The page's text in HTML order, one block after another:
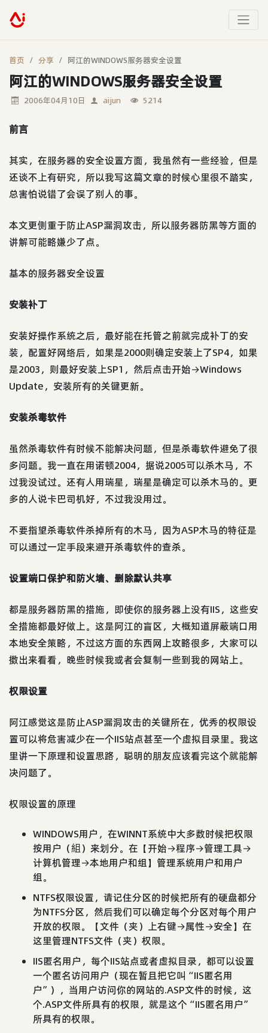
首页 分享 阿江的WINDOWS服务器安全设置
阿江的WINDOWS服务器安全设置
2006年04月10日 aijun 5214
前言
其实，在服务器的安全设置方面，我虽然有一些经验，但是
还谈不上有研究，所以我写这篇文章的时候心里很不踏实，
总害怕说错了会误了别人的事。
本文更侧重于防止ASP漏洞攻击，所以服务器防黑等方面的
讲解可能略嫌少了点。
基本的服务器安全设置
安装补丁
安装好操作系统之后，最好能在托管之前就完成补丁的安
装，配置好网络后，如果是2000则确定安装上了SP4，如果
是2003，则最好安装上SP1，然后点击开始→Windows
Update，安装所有的关键更新。
安装杀毒软件
虽然杀毒软件有时候不能解决问题，但是杀毒软件避免了很
多问题。我一直在用诺顿2004，据说2005可以杀木马，不
过我没试过。还有人用瑞星，瑞星是确定可以杀木马的。更
多的人说卡巴司机好，不过我没用过。
不要指望杀毒软件杀掉所有的木马，因为ASP木马的特征是
可以通过一定手段来避开杀毒软件的查杀。
设置端口保护和防火墙、删除默认共享
都是服务器防黑的措施，即使你的服务器上没有IIS，这些安
全措施都最好做上。这是阿江的盲区，大概知道屏蔽端口用
本地安全策略，不过这方面的东西网上攻略很多，大家可以
擞出来看看，晚些时候我或者会复制一些到我的网站上。
权限设置
阿江感觉这是防止ASP漏洞攻击的关键所在，优秀的权限设
置可以将危害减少在一个IIS站点甚至一个虚拟目录里。我这
里讲一下原理和设置思路，聪明的朋友应该看完这个就能解
决问题了。
权限设置的原理
WINDOWS用户，在WINNT系统中大多数时候把权限
按用户（組）来划分。在【开始→程序→管理工具→
计算机管理→本地用户和组】管理系统用户和用户
组。
NTFS权限设置，请记住分区的时候把所有的硬盘都分
为NTFS分区，然后我们可以确定每个分区对每个用户
开放的权限。【文件（夹）上右键→属性→安全】在
这里管理NTFS文件（夹）权限。
IIS匿名用户，每个IIS站点或者虚拟目录，都可以设置
一个匿名访问用户（现在暂且把它叫“IIS匿名用
户”），当用户访问你的网站的.ASP文件的时候，这
个.ASP文件所具有的权限，就是这个“IIS匿名用户”
所具有的权限。